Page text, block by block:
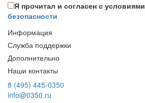
Я прочитал и согласен с условиями
безопасности
Информация
Служба поддержки
Дополнительно
Наши контакты
8 (495) 445-0350
info@0350.ru